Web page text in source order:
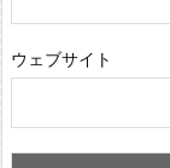
ウェブサイト